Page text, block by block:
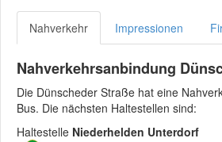
Nahverkehr Impressionen
Nahverkehrsanbindung
Die Dünscheder Straße hat eine
Bus. Die nächsten Haltestellen sind:
Haltestelle Niederhelden Unterdorf